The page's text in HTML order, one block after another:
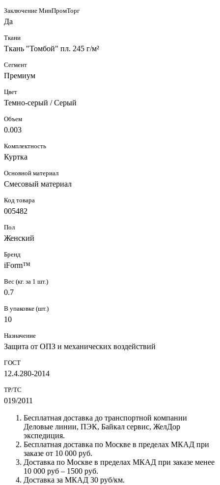
Заключение МинПромТорг
Да
Ткани
Ткань "Томбой" пл. 245 г/м²
Сегмент
Премиум
Цвет
Темно-серый / Серый
Объем
0.003
Комплектность
Куртка
Основной материал
Смесовый материал
Код товара
005482
Пол
Женский
Бренд
iForm™
Вес (кг. за 1 шт.)
0.7
В упаковке (шт.)
10
Назначение
Защита от ОПЗ и механических воздействий
ГОСТ
12.4.280-2014
ТР/ТС
019/2011
Бесплатная доставка до транспортной компании
Деловые линии, ПЭК, Байкал сервис, ЖелДор
экспедиция.
Бесплатная доставка по Москве в пределах МКАД при
заказе от 10 000 руб.
Доставка по Москве в пределах МКАД при заказе менее
10 000 руб – 1500 руб.
Доставка за МКАД 30 руб/км.